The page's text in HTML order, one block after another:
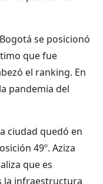
se posicionó
que fue
el ranking. En
pandemia del
ciudad quedó en
49º. Aziza
que es
la infraestructura